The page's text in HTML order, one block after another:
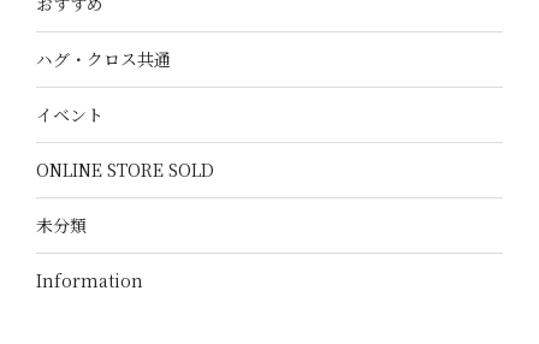
ハグ・クロス共通
イベント
ONLINE STORE SOLD
未分類
Information